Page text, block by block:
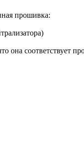
прошивка:
она соответствует